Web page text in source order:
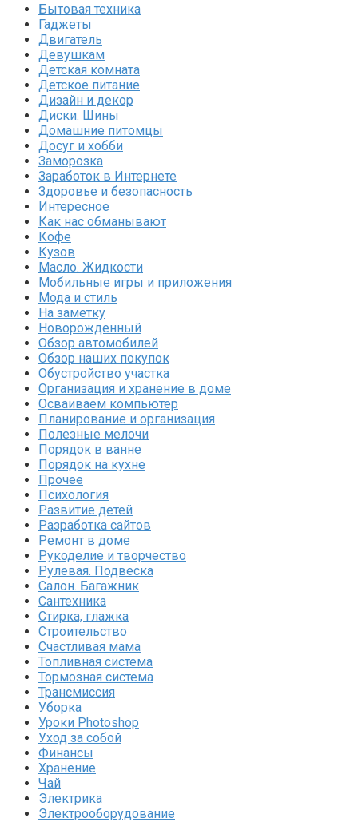
Бытовая техника
Гаджеты
Двигатель
Девушкам
Детская комната
Детское питание
Дизайн и декор
Диски. Шины
Домашние питомцы
Досуг и хобби
Заморозка
Заработок в Интернете
Здоровье и безопасность
Интересное
Как нас обманывают
Кофе
Кузов
Масло. Жидкости
Мобильные игры и приложения
Мода и стиль
На заметку
Новорожденный
Обзор автомобилей
Обзор наших покупок
Обустройство участка
Организация и хранение в доме
Осваиваем компьютер
Планирование и организация
Полезные мелочи
Порядок в ванне
Порядок на кухне
Прочее
Психология
Развитие детей
Разработка сайтов
Ремонт в доме
Рукоделие и творчество
Рулевая. Подвеска
Салон. Багажник
Сантехника
Стирка, глажка
Строительство
Счастливая мама
Топливная система
Тормозная система
Трансмиссия
Уборка
Уроки Photoshop
Уход за собой
Финансы
Хранение
Чай
Электрика
Электрооборудование